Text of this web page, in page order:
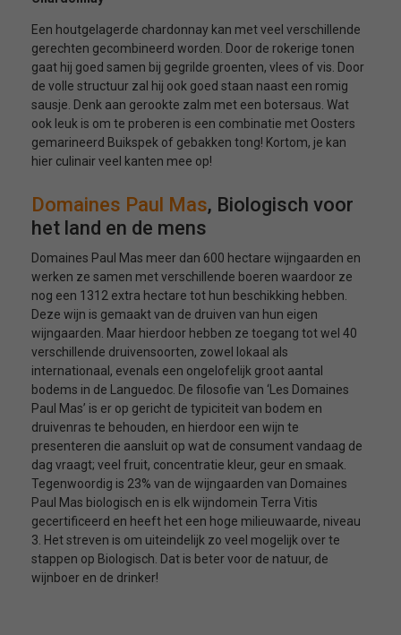
Een houtgelagerde chardonnay kan met veel verschillende
gerechten gecombineerd worden. Door de rokerige tonen
gaat hij goed samen bij gegrilde groenten, vlees of vis. Door
de volle structuur zal hij ook goed staan naast een romig
sausje. Denk aan gerookte zalm met een botersaus. Wat
ook leuk is om te proberen is een combinatie met Oosters
gemarineerd Buikspek of gebakken tong! Kortom, je kan
hier culinair veel kanten mee op!
Domaines Paul Mas, Biologisch voor
het land en de mens
Domaines Paul Mas meer dan 600 hectare wijngaarden en
werken ze samen met verschillende boeren waardoor ze
nog een 1312 extra hectare tot hun beschikking hebben.
Deze wijn is gemaakt van de druiven van hun eigen
wijngaarden. Maar hierdoor hebben ze toegang tot wel 40
verschillende druivensoorten, zowel lokaal als
internationaal, evenals een ongelofelijk groot aantal
bodems in de Languedoc. De filosofie van ‘Les Domaines
Paul Mas’ is er op gericht de typiciteit van bodem en
druivenras te behouden, en hierdoor een wijn te
presenteren die aansluit op wat de consument vandaag de
dag vraagt; veel fruit, concentratie kleur, geur en smaak.
Tegenwoordig is 23% van de wijngaarden van Domaines
Paul Mas biologisch en is elk wijndomein Terra Vitis
gecertificeerd en heeft het een hoge milieuwaarde, niveau
3. Het streven is om uiteindelijk zo veel mogelijk over te
stappen op Biologisch. Dat is beter voor de natuur, de
wijnboer en de drinker!